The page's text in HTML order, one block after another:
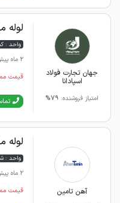
جهان تجارت فولاد
اسپادانا
امتیاز فروشنده: 79%
لوله
واحد :
2 ماه پیش
قیمت
آهن تامین
لوله
واحد :
2 ماه پیش
قیمت